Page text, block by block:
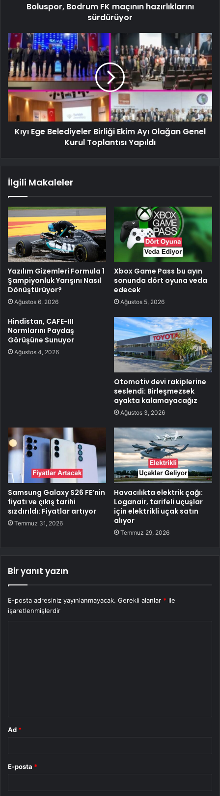
Boluspor, Bodrum FK maçının hazırlıklarını
sürdürüyor
Kıyı Ege Belediyeler Birliği Ekim Ayı Olağan Genel
Kurul Toplantısı Yapıldı
İlgili Makaleler
Yazılım Gizemleri Formula 1
Şampiyonluk Yarışını Nasıl
Dönüştürüyor?
Ağustos 6, 2026
Xbox Game Pass bu ayın
sonunda dört oyuna veda
edecek
Ağustos 5, 2026
Hindistan, CAFE-III
Normlarını Paydaş
Görüşüne Sunuyor
Ağustos 4, 2026
Otomotiv devi rakiplerine
seslendi: Birleşmezsek
ayakta kalamayacağız
Ağustos 3, 2026
Samsung Galaxy S26 FE’nin
fiyatı ve çıkış tarihi
sızdırıldı: Fiyatlar artıyor
Temmuz 31, 2026
Havacılıkta elektrik çağı:
Loganair, tarifeli uçuşlar
için elektrikli uçak satın
alıyor
Temmuz 29, 2026
Bir yanıt yazın
E-posta adresiniz yayınlanmayacak. Gerekli alanlar * ile
işaretlenmişlerdir
Ad *
E-posta *